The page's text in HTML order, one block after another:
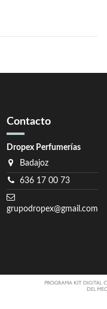
Contacto
Dropex Perfumerías
Badajoz
636 17 00 73
grupodropex@gmail.com